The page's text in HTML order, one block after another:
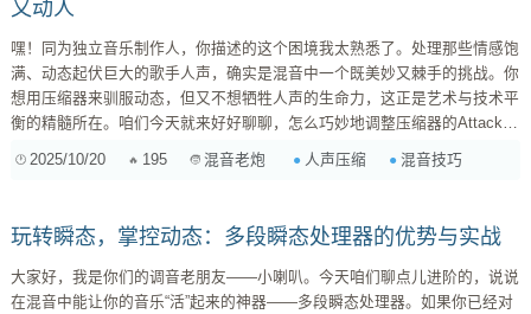
又动人
嘿！同为独立音乐制作人，你描述的这个困境我太熟悉了。处理那些情感饱
满、动态起伏巨大的歌手人声，确实是混音中一个既美妙又棘手的挑战。你
想用压缩器来驯服动态，但又不想牺牲人声的生命力，这正是艺术与技术平
衡的精髓所在。咱们今天就来好好聊聊，怎么巧妙地调整压缩器的Attack和
人声是整个混音的焦点，对它的处理必须格外小心。Attack和Release这两
决定了人声的瞬态、延音、以及整体的自然度。 一、理解A...
2025/10/20 195 混音老炮 人声压缩 混音技巧
玩转瞬态，掌控动态：多段瞬态处理器的优势与实战
大家好，我是你们的调音老朋友——小喇叭。今天咱们聊点儿进阶的，说说
在混音中能让你的音乐“活”起来的神器——多段瞬态处理器。如果你已经对